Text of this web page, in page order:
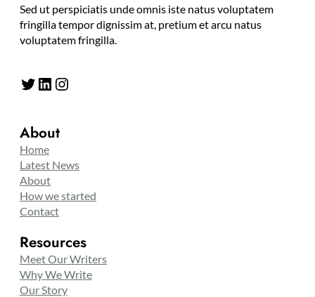
Sed ut perspiciatis unde omnis iste natus voluptatem
fringilla tempor dignissim at, pretium et arcu natus
voluptatem fringilla.
Twitter LinkedIn Instagram
About
Home
Latest News
About
How we started
Contact
Resources
Meet Our Writers
Why We Write
Our Story